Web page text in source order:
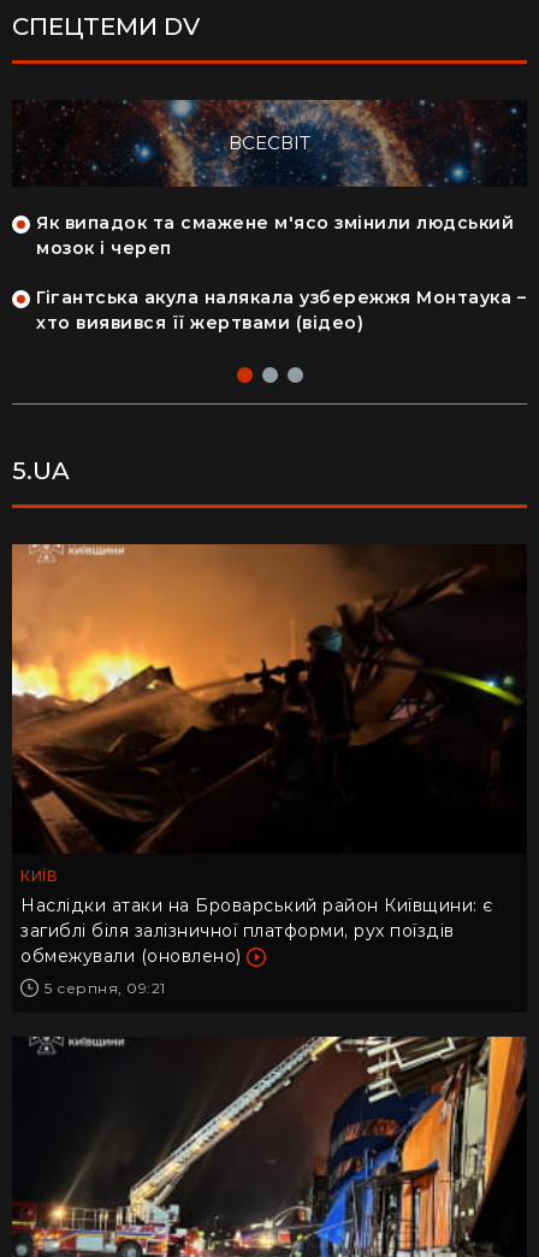
СПЕЦТЕМИ DV
ВСЕСВІТ
Як випадок та смажене м'ясо змінили людський
мозок і череп
Гігантська акула налякала узбережжя Монтаука –
хто виявився її жертвами (відео)
5.UA
КИЇВ
Наслідки атаки на Броварський район Київщини: є
загиблі біля залізничної платформи, рух поїздів
обмежували (оновлено)
5 серпня, 09:21